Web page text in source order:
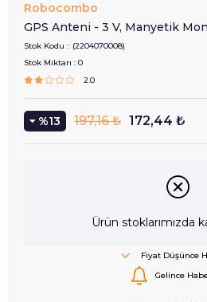
Robocombo
GPS Anteni - 3 V, Manyetik
Stok Kodu
(2204070008)
Stok Miktarı : 0
2.0
13 197,16 ₺ 172,44 ₺
Ürün stoklarımızda
Fiyat Düşünce
Gelince